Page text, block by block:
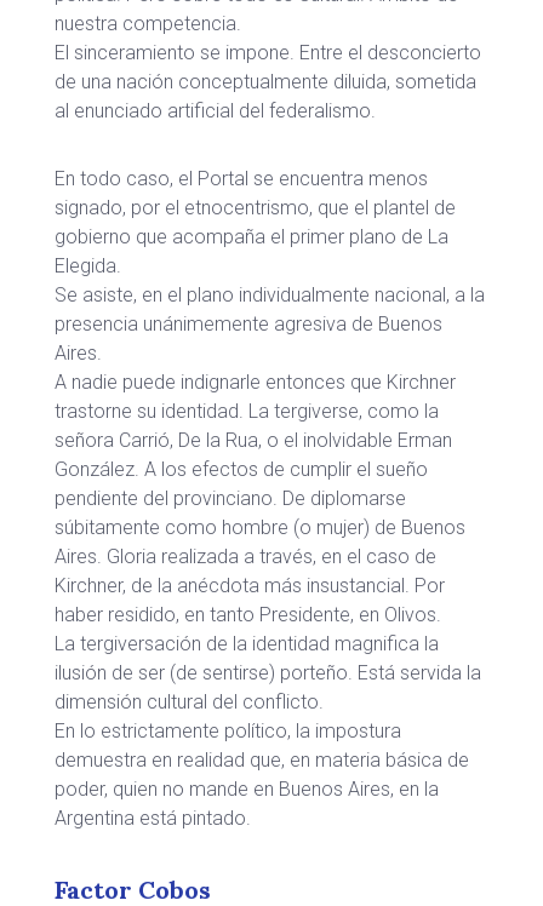
nuestra competencia.
El sinceramiento se impone. Entre el desconcierto
de una nación conceptualmente diluida, sometida
al enunciado artificial del federalismo.
En todo caso, el Portal se encuentra menos
signado, por el etnocentrismo, que el plantel de
gobierno que acompaña el primer plano de La
Elegida.
Se asiste, en el plano individualmente nacional, a la
presencia unánimemente agresiva de Buenos
Aires.
A nadie puede indignarle entonces que Kirchner
trastorne su identidad. La tergiverse, como la
señora Carrió, De la Rua, o el inolvidable Erman
González. A los efectos de cumplir el sueño
pendiente del provinciano. De diplomarse
súbitamente como hombre (o mujer) de Buenos
Aires. Gloria realizada a través, en el caso de
Kirchner, de la anécdota más insustancial. Por
haber residido, en tanto Presidente, en Olivos.
La tergiversación de la identidad magnifica la
ilusión de ser (de sentirse) porteño. Está servida la
dimensión cultural del conflicto.
En lo estrictamente político, la impostura
demuestra en realidad que, en materia básica de
poder, quien no mande en Buenos Aires, en la
Argentina está pintado.
Factor Cobos